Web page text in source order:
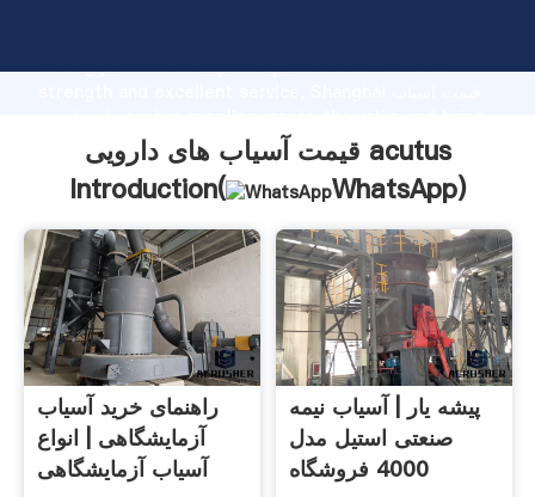
strong production capability, advanced research
values to all of customers.
قیمت آسیاب های دارویی acutus
Introduction(
WhatsApp)
راهنمای خرید آسیاب
آزمایشگاهی | انواع
آسیاب آزمایشگاهی
پیشه یار | آسیاب نیمه
صنعتی استیل مدل
4000 فروشگاه